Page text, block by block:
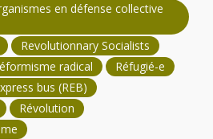
en défense collective
Revolutionnary Socialists
radical
Réfugié-e
bus (REB)
Révolution